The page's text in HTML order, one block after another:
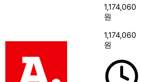
1,174,060
원
1,174,060
원